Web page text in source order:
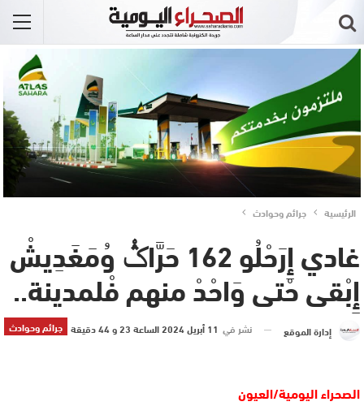
الرئيسية جرائم وحوادث
غادي إِرَحْلُو 162 حَرَّاݣْ وُمَغَدِيشْ
إِبْقى حْتى وَاحْدْ منهم فْلمدينة..
جرائم وحوادث إدارة الموقع نشر في 11 أبريل 2024 الساعة 23 و 44 دقيقة
الصحراء اليومية/العيون